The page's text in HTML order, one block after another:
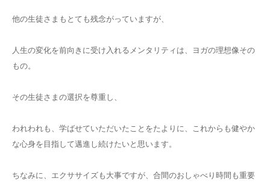
他の生徒さまもとても残念がっていますが、
人生の変化を前向きに受け入れるメンタリティは、ヨガの理想像その
もの。
その生徒さまの選択を尊重し、
われわれも、学ばせていただいたことをたよりに、これからも健やか
な心身を目指して邁進し続けたいと思います。
ちなみに、エクササイズも大事ですが、合間のおしゃべり時間も重要